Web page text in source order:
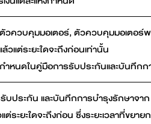
ควบคุมมอเตอร์, ตัวควบคุมมอเตอ
วแต่ระยะใดจะถึงก่อนเท่านั้น
ำหนดในคู่มือการรับประกันและบันทึกก
บประกัน และบันทึกการบำรุงรักษาจา
ระยะใดจะถึงก่อน ซึ่งระยะเวลาที่ขย